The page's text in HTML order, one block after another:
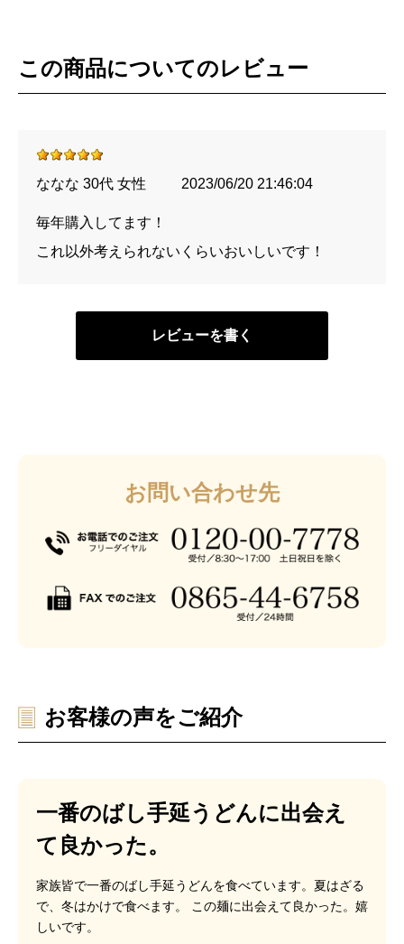
この商品についてのレビュー
ななな 30代 女性 2023/06/20 21:46:04
毎年購入してます！
これ以外考えられないくらいおいしいです！
レビューを書く
お問い合わせ先
お客様の声をご紹介
一番のばし手延うどんに出会え
て良かった。
家族皆で一番のばし手延うどんを食べています。夏はざる
で、冬はかけで食べます。
この麺に出会えて良かった。嬉
しいです。